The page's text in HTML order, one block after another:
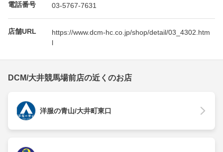
電話番号 03-5767-7631
店舗URL
https://www.dcm-hc.co.jp/shop/detail/03_4302.htm
l
DCM/大井競馬場前店の近くのお店
洋服の青山/大井町東口